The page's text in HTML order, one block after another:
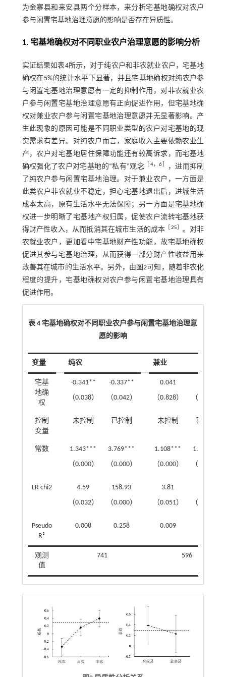
为金寨县和来安县两个分样本，来分析宅基地确权对农户
参与闲置宅基地治理意愿的影响是否存在异质性。
1. 宅基地确权对不同职业农户治理意愿的影响分析
实证结果如表4所示，对于纯农户和非农就业农户，宅基地
确权在5%的统计水平下显著，并且宅基地确权对纯农户参
与闲置宅基地治理意愿有一定的抑制作用，对非农就业农
户参与闲置宅基地治理意愿有正向促进作用，但宅基地确
权对兼业农户参与闲置宅基地治理意愿并无显著影响。产
生此现象的原因可能是不同职业类型的农户对宅基地的现
实需求有差异。对纯农户而言，家庭收入主要依赖农业生
产，农户对宅基地居住保障功能还有较高诉求，而宅基地
确权强化了农户对宅基地的“私有”观念
4，6
，进而抑制
了纯农户参与闲置宅基地治理。对于兼业农户，一方面是
此类农户非农就业不稳定，担心宅基地退出后，进城生活
成本太高，原有生活水平无法保障；另一方面是宅基地确
权进一步明晰了宅基地产权归属，促使农户流转宅基地获
得财产性收入，从而抵消其在城市生活的成本
25
。对非
农就业农户，更加看中宅基地财产性功能，故宅基地确权
促进其参与宅基地治理，从而获得一部分财产性收益用来
改善其在城市的生活水平。另外，由 图2可知，随着非农化
程度的提升，宅基地确权对农户参与闲置宅基地治理具有
促进作用。
表 4 宅基地确权对不同职业农户参与闲置宅基地治理意
愿的影响
变量 纯农 兼业
观测
值
741 596
宅基
地确
权
-0.341**
（0.038）
-0.337**
（0.042）
0.041
（0.828）
（0.303）
控制
变量
未控制 已控制 未控制 已控制
常数
1.343***
（0.000）
3.769***
（0.000）
1.108***
（0.000）
1.674***
（0.001）
LR chi2
4.59
（0.032）
158.93
（0.000）
3.81
（0.051）
（0.000）
Pseudo
R²
0.008 0.258 0.009